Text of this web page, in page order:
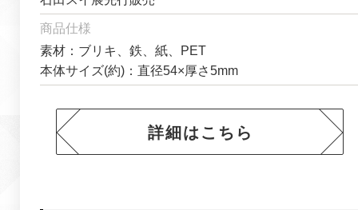
商品仕様
素材：ブリキ、鉄、紙、PET
本体サイズ(約)：直径54×厚さ5mm
詳細はこちら